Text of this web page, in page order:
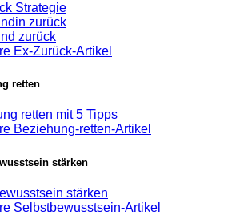
Strategie
zurück
zurück
Ex-Zurück-Artikel
retten
retten mit 5 Tipps
Beziehung-retten-Artikel
stärken
stärken
Selbstbewusstsein-Artikel